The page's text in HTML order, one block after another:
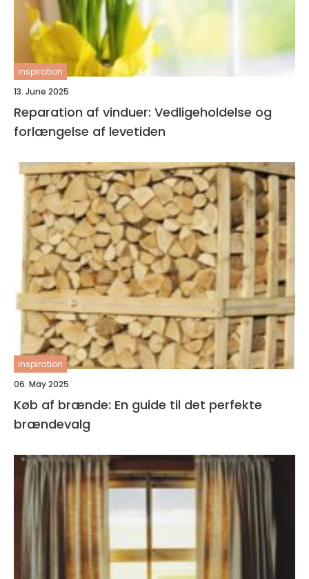
inspiration
13. June 2025
Reparation af vinduer: Vedligeholdelse og
forlængelse af levetiden
inspiration
06. May 2025
Køb af brænde: En guide til det perfekte
brændevalg